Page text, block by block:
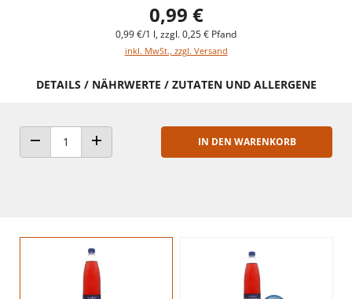
0,99 €
0,99 €/1 l, zzgl. 0,25 € Pfand
inkl. MwSt., zzgl. Versand
DETAILS / NÄHRWERTE / ZUTATEN UND ALLERGENE
ANZAHL VERRINGERNANZAHL ERHÖHEN
IN DEN WARENKORB